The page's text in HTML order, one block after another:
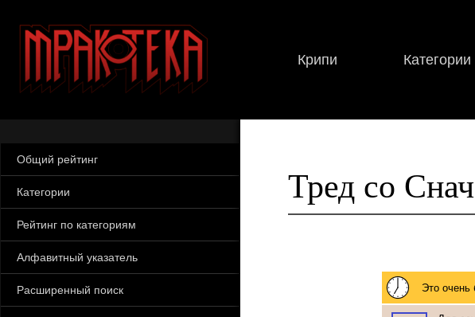
Крипи Категории
Общий рейтинг
Категории
Рейтинг по категориям
Алфавитный указатель
Расширенный поиск
Тред со
Это очень